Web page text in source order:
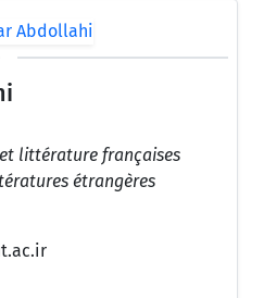
littérature françaises
étrangères